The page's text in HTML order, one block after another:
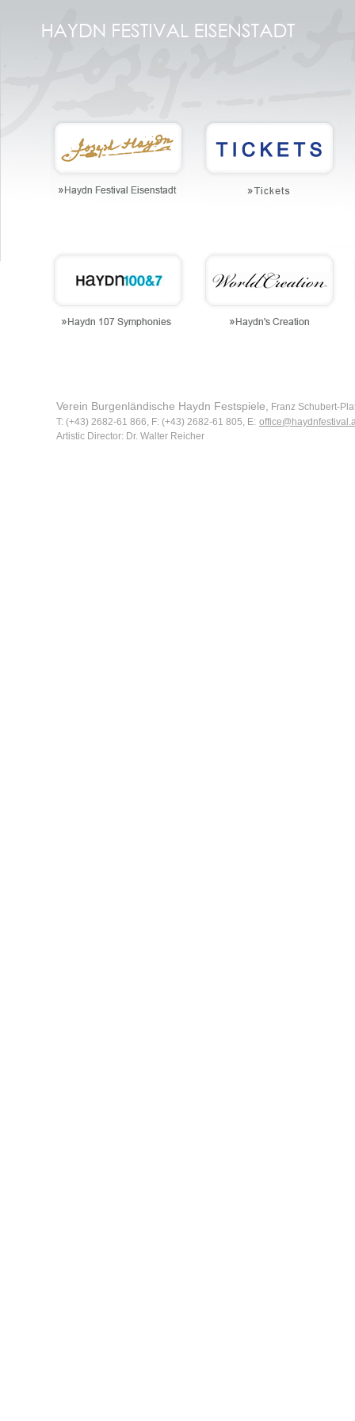
Verein Burgenländische Haydn Festspiele,
Franz Schubert-
T: (+43) 2682-61 866, F: (+43) 2682-61 805, E:
Artistic Director: Dr. Walter Reicher